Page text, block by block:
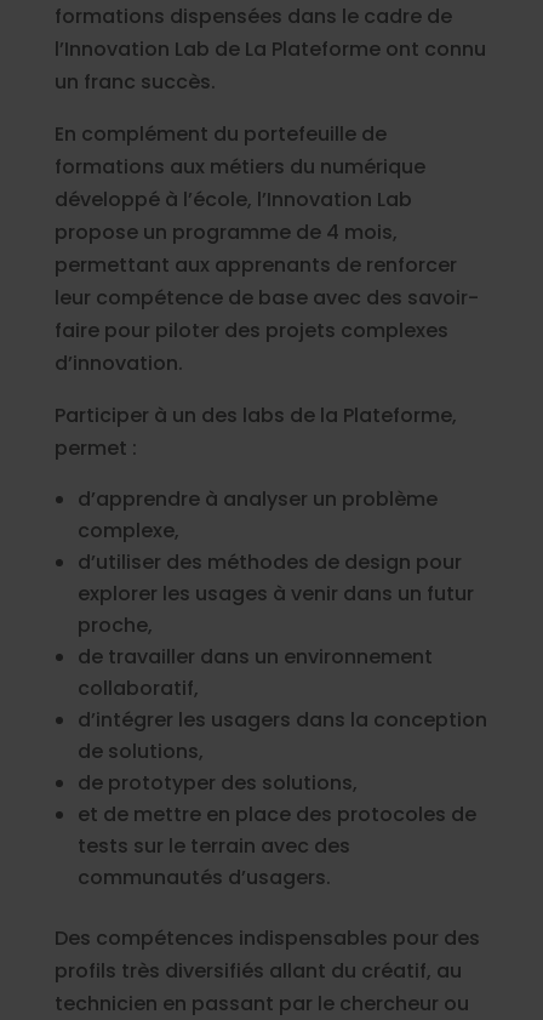
formations dispensées dans le cadre de
l’Innovation Lab de La Plateforme ont connu
un franc succès.
En complément du portefeuille de
formations aux métiers du numérique
développé à l’école, l’Innovation Lab
propose un programme de 4 mois,
permettant aux apprenants de renforcer
leur compétence de base avec des savoir-
faire pour piloter des projets complexes
d’innovation.
Participer à un des labs de la Plateforme,
permet :
d’apprendre à analyser un problème
complexe,
d’utiliser des méthodes de design pour
explorer les usages à venir dans un futur
proche,
de travailler dans un environnement
collaboratif,
d’intégrer les usagers dans la conception
de solutions,
de prototyper des solutions,
et de mettre en place des protocoles de
tests sur le terrain avec des
communautés d’usagers.
Des compétences indispensables pour des
profils très diversifiés allant du créatif, au
technicien en passant par le chercheur ou